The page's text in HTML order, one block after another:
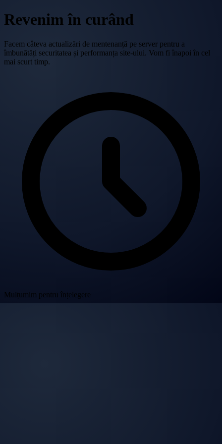
Revenim în curând
Facem câteva actualizări de mentenanță pe server pentru a
îmbunătăți securitatea și performanța site-ului. Vom fi înapoi în cel
mai scurt timp.
Mulțumim pentru înțelegere